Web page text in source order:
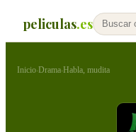
peliculas.es
Inicio›Drama›Habla, mudita